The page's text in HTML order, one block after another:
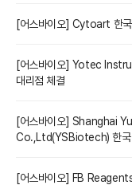
[어스바이오] Cytoart 한국
[어스바이오] Yotec
대리점 체결
[어스바이오] Shanghai
Co.,Ltd(YSBiotech) 한국
[어스바이오] FB